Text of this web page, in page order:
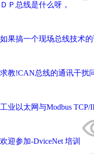
ＤＰ总线是什么呀，
如果搞一个现场总线技术的
求教!CAN总线的通讯干扰
工业以太网与Modbus TCP/
欢迎参加-DviceNet 培训